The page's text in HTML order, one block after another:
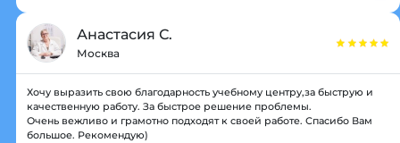
Анастасия С.
Москва
Хочу выразить свою благодарность учебному центру,за быструю и
качественную работу. За быстрое решение проблемы.
Очень вежливо и грамотно подходят к своей работе. Спасибо Вам
большое. Рекомендую)